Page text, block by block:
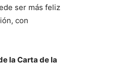
ser más feliz
con
la Carta de la